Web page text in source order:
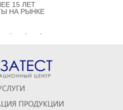
15 ЛЕТ
НА РЫНКЕ
ПРОДУКЦИИ